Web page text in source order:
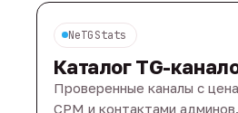
NeTGStats
Каталог TG-
Проверенные каналы с
CPM и контактами админов.